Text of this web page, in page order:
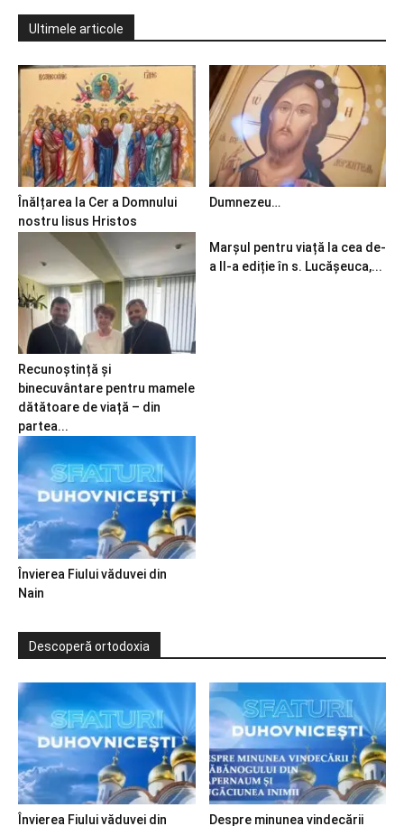
Ultimele articole
Înălțarea la Cer a Domnului
nostru Iisus Hristos
Dumnezeu…
Recunoștință și
binecuvântare pentru mamele
dătătoare de viață – din
partea...
Marșul pentru viață la cea de-
a II-a ediție în s. Lucășeuca,...
Învierea Fiului văduvei din
Nain
Descoperă ortodoxia
Învierea Fiului văduvei din Despre minunea vindecării